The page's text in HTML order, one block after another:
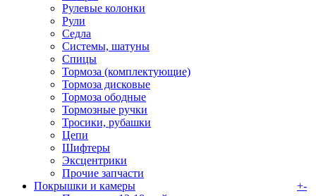
Рулевые колонки
Рули
Седла
Системы, шатуны
Спицы
Тормоза (комплектующие)
Тормоза дисковые
Тормоза ободные
Тормозные ручки
Тросики, рубашки
Цепи
Шифтеры
Эксцентрики
Прочие запчасти
Покрышки и камеры
+-